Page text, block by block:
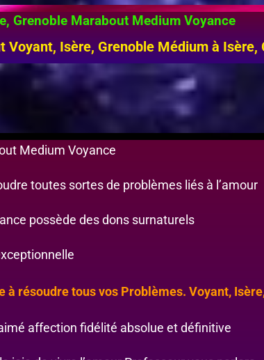
Grenoble Marabout Medium Voyance
Voyant, Isère, Grenoble Médium à Isère,
Medium Voyance
toutes sortes de problèmes liés à l’amour
possède des dons surnaturels
à résoudre tous vos Problèmes. Voyant,
affection fidélité absolue et définitive